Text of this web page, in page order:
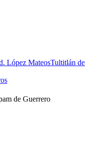
López MateosTultitlán de
de Guerrero